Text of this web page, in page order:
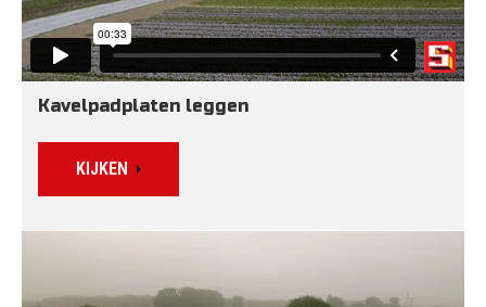
Kavelpadplaten leggen
KIJKEN